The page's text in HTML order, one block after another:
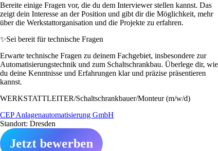
Bereite einige Fragen vor, die du dem Interviewer stellen kannst. Das
zeigt dein Interesse an der Position und gibt dir die Möglichkeit, mehr
über die Werkstattorganisation und die Projekte zu erfahren.
✨Sei bereit für technische Fragen
Erwarte technische Fragen zu deinem Fachgebiet, insbesondere zur
Automatisierungstechnik und zum Schaltschrankbau. Überlege dir, wie
du deine Kenntnisse und Erfahrungen klar und präzise präsentieren
kannst.
WERKSTATTLEITER/Schaltschrankbauer/Monteur (m/w/d)
CEP Anlagenautomatisierung GmbH
Standort: Dresden
Jetzt bewerben